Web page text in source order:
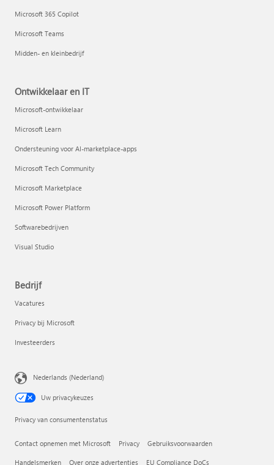
Microsoft 365 Copilot
Microsoft Teams
Midden- en kleinbedrijf
Ontwikkelaar en IT
Microsoft-ontwikkelaar
Microsoft Learn
Ondersteuning voor AI-marketplace-apps
Microsoft Tech Community
Microsoft Marketplace
Microsoft Power Platform
Softwarebedrijven
Visual Studio
Bedrijf
Vacatures
Privacy bij Microsoft
Investeerders
Nederlands (Nederland)
Uw privacykeuzes
Privacy van consumentenstatus
Contact opnemen met Microsoft Privacy Gebruiksvoorwaarden
Handelsmerken Over onze advertenties EU Compliance DoCs